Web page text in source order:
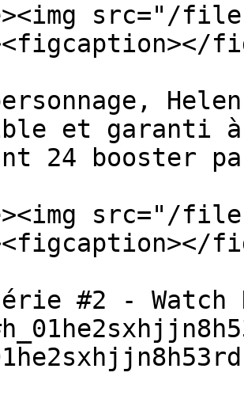
src="/files/
et garanti
24 booster
src="/files/
#2 - Watch